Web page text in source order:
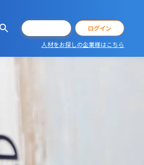
ログイン
人材をお探しの企業様はこちら